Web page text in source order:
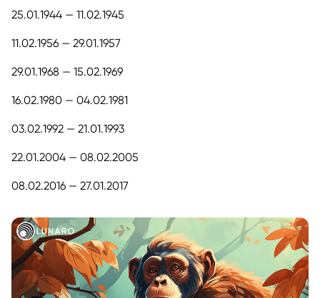
25.01.1944 — 11.02.1945
11.02.1956 — 29.01.1957
29.01.1968 — 15.02.1969
16.02.1980 — 04.02.1981
03.02.1992 — 21.01.1993
22.01.2004 — 08.02.2005
08.02.2016 — 27.01.2017